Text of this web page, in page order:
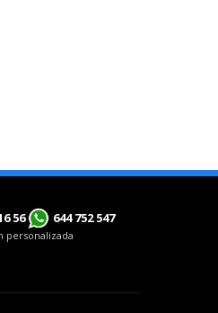
56 644 752 547
personalizada